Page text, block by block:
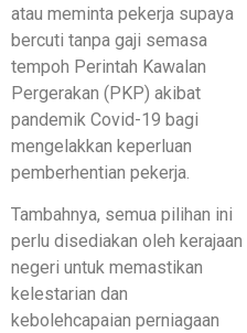
atau meminta pekerja supaya
bercuti tanpa gaji semasa
tempoh Perintah Kawalan
Pergerakan (PKP) akibat
pandemik Covid-19 bagi
mengelakkan keperluan
pemberhentian pekerja.
Tambahnya, semua pilihan ini
perlu disediakan oleh kerajaan
negeri untuk memastikan
kelestarian dan
kebolehcapaian perniagaan